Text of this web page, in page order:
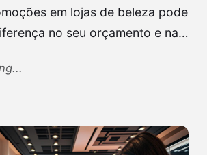
em lojas de beleza pode
no seu orçamento e na…